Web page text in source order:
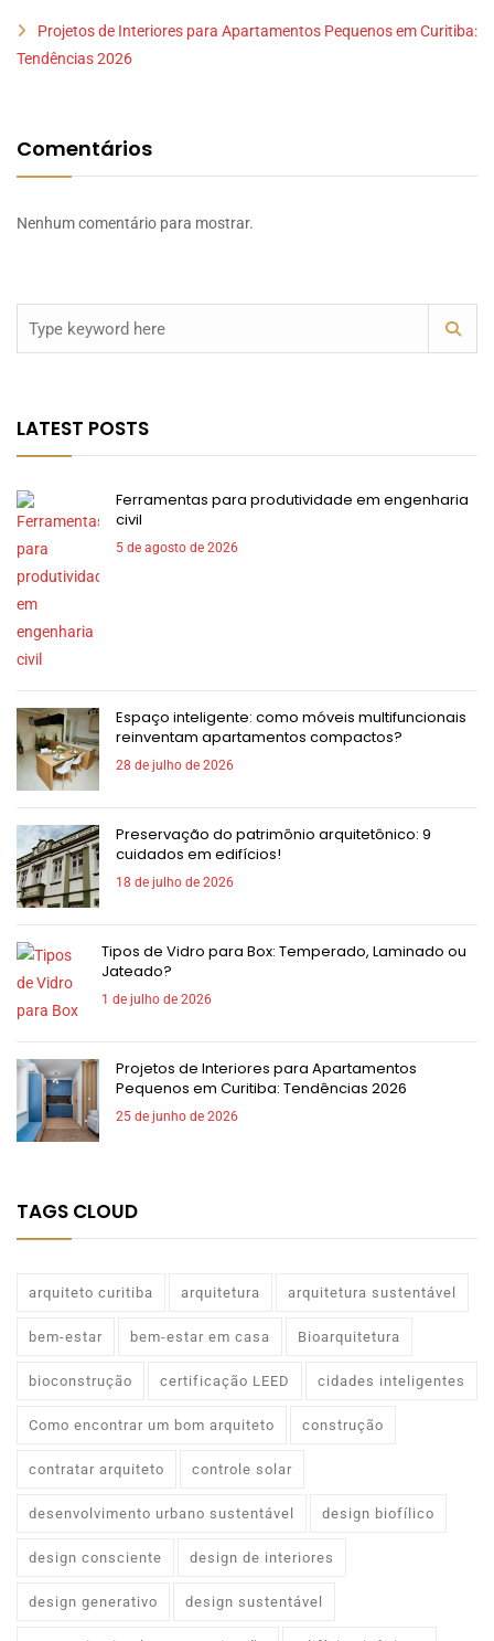
Projetos de Interiores para Apartamentos Pequenos em Curitiba:
Tendências 2026
Comentários
Nenhum comentário para mostrar.
LATEST POSTS
Ferramentas para produtividade em engenharia
civil
5 de agosto de 2026
Espaço inteligente: como móveis multifuncionais
reinventam apartamentos compactos?
28 de julho de 2026
Preservação do patrimônio arquitetônico: 9
cuidados em edifícios!
18 de julho de 2026
Tipos de Vidro para Box: Temperado, Laminado ou
Jateado?
1 de julho de 2026
Projetos de Interiores para Apartamentos
Pequenos em Curitiba: Tendências 2026
25 de junho de 2026
TAGS CLOUD
arquiteto curitiba arquitetura arquitetura sustentável
bem-estar bem-estar em casa Bioarquitetura
bioconstrução certificação LEED cidades inteligentes
Como encontrar um bom arquiteto construção
contratar arquiteto controle solar
desenvolvimento urbano sustentável design biofílico
design consciente design de interiores
design generativo design sustentável